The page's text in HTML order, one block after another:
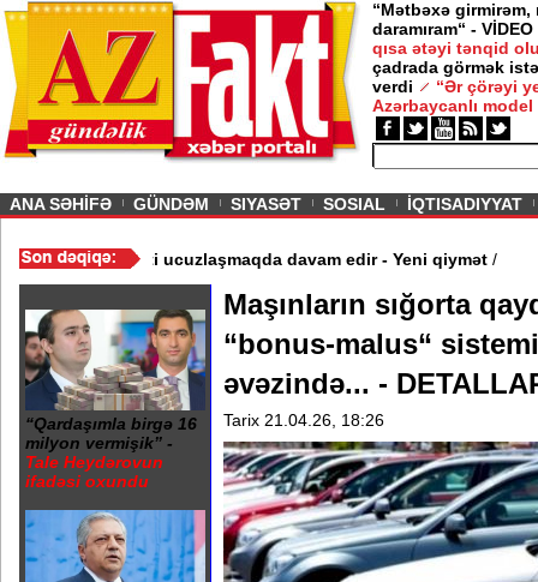
“Mətbəxə girmirəm,
daramıram“ - VİDEO
qısa ətəyi tənqid
çadrada görmək
verdi
“Ər çörəyi
Azərbaycanlı model
ANA SƏHİFƏ GÜNDƏM SIYASƏT SOSIAL İQTISADIYYAT
- Video/Azərbaycan nefti ucuzlaşmaqda davam edir - Yeni
“Qardaşımla birgə 16
milyon vermişik” -
Tale Heydərovun
ifadəsi oxundu
Maşınların sığorta
“bonus-malus“
əvəzində... -
Tarix 21.04.26, 18:26